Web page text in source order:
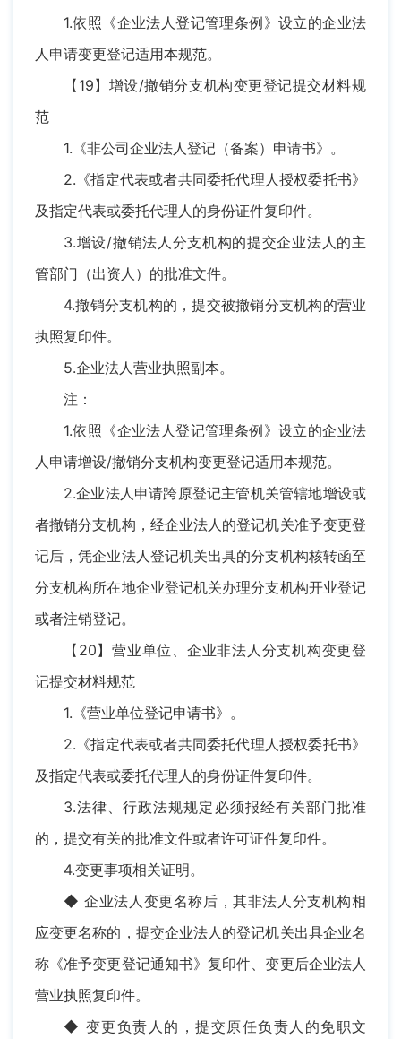
1.依照《企业法人登记管理条例》设立的企业法
人申请变更登记适用本规范。
【19】增设/撤销分支机构变更登记提交材料规
范
1.《非公司企业法人登记（备案）申请书》。
2.《指定代表或者共同委托代理人授权委托书》
及指定代表或委托代理人的身份证件复印件。
3.增设/撤销法人分支机构的提交企业法人的主
管部门（出资人）的批准文件。
4.撤销分支机构的，提交被撤销分支机构的营业
执照复印件。
5.企业法人营业执照副本。
注：
1.依照《企业法人登记管理条例》设立的企业法
人申请增设/撤销分支机构变更登记适用本规范。
2.企业法人申请跨原登记主管机关管辖地增设或
者撤销分支机构，经企业法人的登记机关准予变更登
记后，凭企业法人登记机关出具的分支机构核转函至
分支机构所在地企业登记机关办理分支机构开业登记
或者注销登记。
【20】营业单位、企业非法人分支机构变更登
记提交材料规范
1.《营业单位登记申请书》。
2.《指定代表或者共同委托代理人授权委托书》
及指定代表或委托代理人的身份证件复印件。
3.法律、行政法规规定必须报经有关部门批准
的，提交有关的批准文件或者许可证件复印件。
4.变更事项相关证明。
◆ 企业法人变更名称后，其非法人分支机构相
应变更名称的，提交企业法人的登记机关出具企业名
称《准予变更登记通知书》复印件、变更后企业法人
营业执照复印件。
◆ 变更负责人的，提交原任负责人的免职文